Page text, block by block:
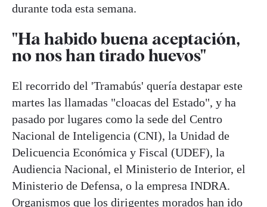
durante toda esta semana.
"Ha habido buena aceptación,
no nos han tirado huevos"
El recorrido del 'Tramabús' quería destapar este
martes las llamadas "cloacas del Estado", y ha
pasado por lugares como la sede del Centro
Nacional de Inteligencia (CNI), la Unidad de
Delicuencia Económica y Fiscal (UDEF), la
Audiencia Nacional, el Ministerio de Interior, el
Ministerio de Defensa, o la empresa INDRA.
Organismos que los dirigentes morados han ido